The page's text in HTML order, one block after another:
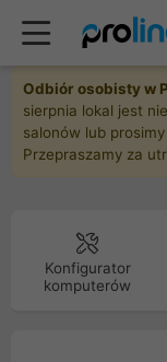
Odbiór osobisty w
sierpnia lokal jest
salonów lub
Przepraszamy za
Konfigurator
komputerów